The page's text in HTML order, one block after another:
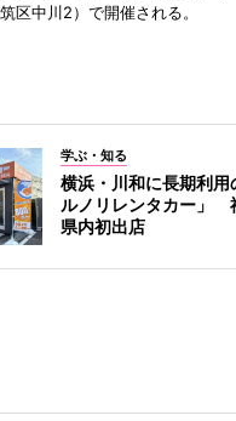
区中川2）で開催される。
学ぶ・知る
横浜・川和に長期利用
ルノリレンタカー」
県内初出店